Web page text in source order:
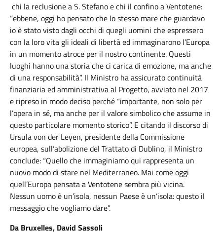
chi la reclusione a S. Stefano e chi il confino a Ventotene:
“ebbene, oggi ho pensato che lo stesso mare che guardavo
io è stato visto dagli occhi di quegli uomini che espressero
con la loro vita gli ideali di libertà ed immaginarono l’Europa
in un momento atroce per il nostro continente. Questi
luoghi hanno una storia che ci carica di emozione, ma anche
di una responsabilità”. Il Ministro ha assicurato continuità
finanziaria ed amministrativa al Progetto, avviato nel 2017
e ripreso in modo deciso perché “importante, non solo per
l’opera in sé, ma anche per il valore simbolico che assume in
questo particolare momento storico”. E citando il discorso di
Ursula von der Leyen, presidente della Commissione
europea, sull’abolizione del Trattato di Dublino, il Ministro
conclude: “Quello che immaginiamo qui rappresenta un
nuovo modo di stare nel Mediterraneo. Mai come oggi
quell’Europa pensata a Ventotene sembra più vicina.
Nessun uomo è un’isola, nessun Paese è un’isola: questo il
messaggio che vogliamo dare”.
Da Bruxelles, David Sassoli